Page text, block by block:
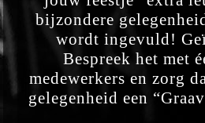
bijzondere
wordt ingevuld!
Bespreek het met
medewerkers en zorg
gelegenheid een